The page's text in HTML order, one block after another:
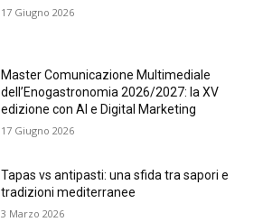
17 Giugno 2026
Master Comunicazione Multimediale
dell’Enogastronomia 2026/2027: la XV
edizione con AI e Digital Marketing
17 Giugno 2026
Tapas vs antipasti: una sfida tra sapori e
tradizioni mediterranee
3 Marzo 2026